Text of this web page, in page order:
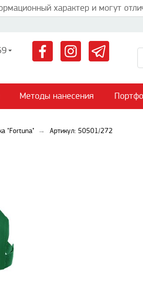
характер и могут
Методы нанесения
"Fortuna" Артикул: 50501/272